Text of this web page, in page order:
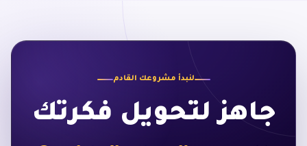
لنبدأ مشروعك القادم
جاهز لتحويل فكرتك